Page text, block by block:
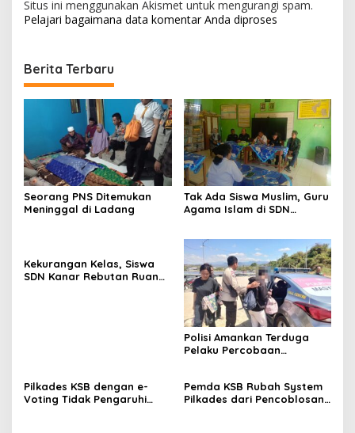
Situs ini menggunakan Akismet untuk mengurangi spam.
Pelajari bagaimana data komentar Anda diproses
Berita Terbaru
Seorang PNS Ditemukan
Meninggal di Ladang
Tak Ada Siswa Muslim, Guru
Agama Islam di SDN
Kekurangan Kelas, Siswa
SDN Kanar Rebutan Ruang
Polisi Amankan Terduga
Pelaku Percobaan
Pilkades KSB dengan e-
Voting Tidak Pengaruhi
Pemda KSB Rubah System
Pilkades dari Pencoblosan